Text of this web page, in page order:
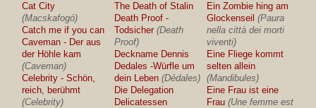
Cat City
(Macskafogó)
Catch me if you can
Caveman - Der aus
der Höhle kam
(Caveman)
Celebrity - Schön,
reich, berühmt
(Celebrity)
The Death of Stalin
Death Proof -
Todsicher (Death
Proof)
Deckname Dennis
Dedales -Würfle um
dein Leben (Dédales)
Die Delegation
Delicatessen
Ein Zombie hing am
Glockenseil (Paura
nella città dei morti
viventi)
Eine Fliege kommt
selten allein
(Mandibules)
Eine Frau ist eine
Frau (Une femme est